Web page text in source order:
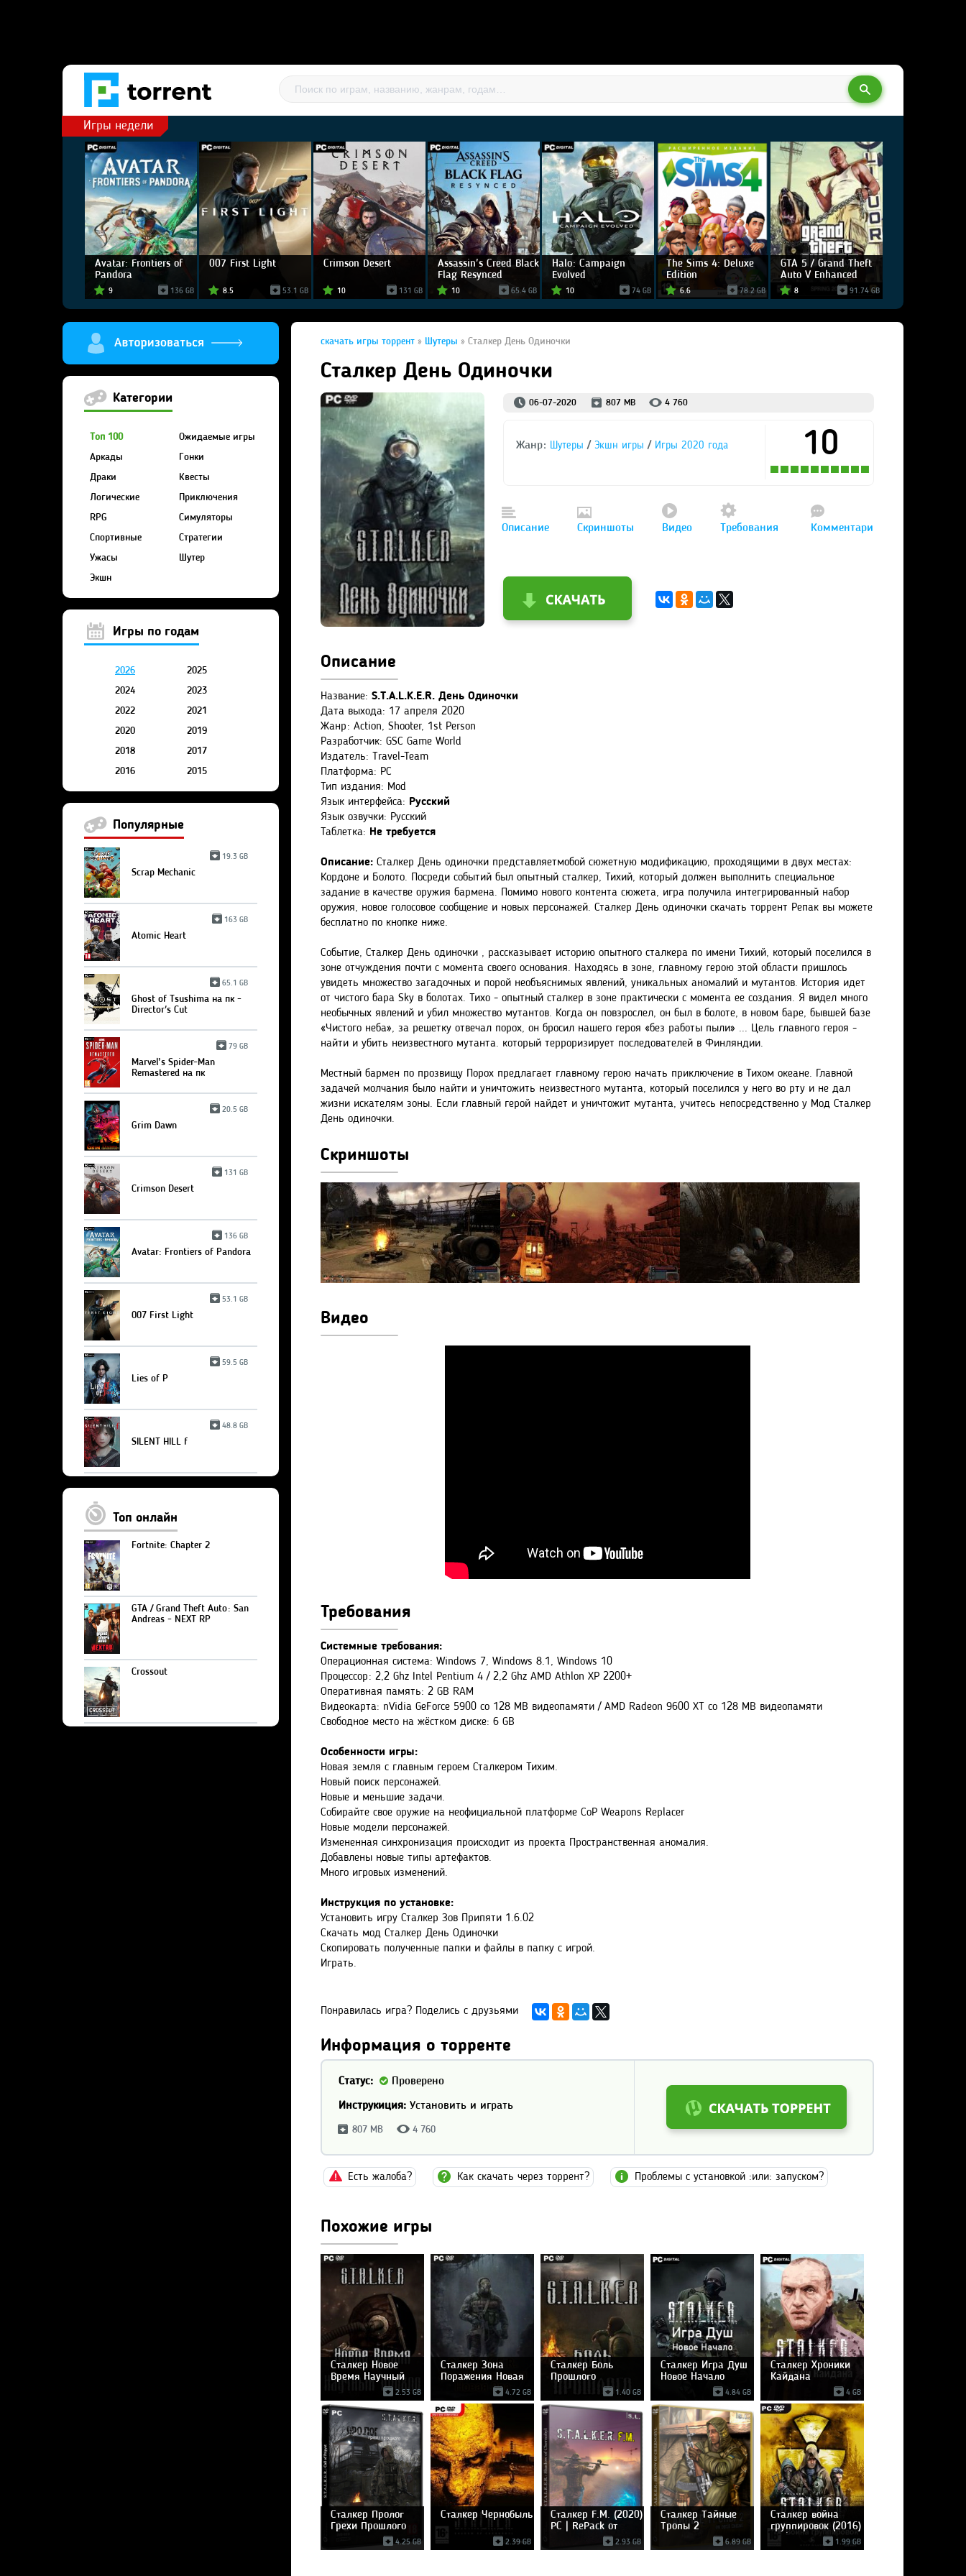
Игры недели
Avatar: Frontiers of
Pandora
9 136 GB
007 First Light
8.5 53.1 GB
Crimson Desert
10 131 GB
Assassin's Creed Black
Flag Resynced
10 65.4 GB
Halo: Campaign
Evolved
10 74 GB
The Sims 4: Deluxe
Edition
6.6 78.2 GB
GTA 5 / Grand Theft
Auto V Enhanced
8 91.74 GB
Категории
Топ 100
Ожидаемые игры
Аркады
Гонки
Драки
Квесты
Логические
Приключения
RPG
Симуляторы
Спортивные
Стратегии
Ужасы
Шутер
Экшн
Игры по годам
2026
2025
2024
2023
2022
2021
2020
2019
2018
2017
2016
2015
Популярные
19.3 GB
Scrap Mechanic
163 GB
Atomic Heart
65.1 GB
Ghost of Tsushima на пк -
Director's Cut
79 GB
Marvel’s Spider-Man
Remastered на пк
20.5 GB
Grim Dawn
131 GB
Crimson Desert
136 GB
Avatar: Frontiers of Pandora
53.1 GB
007 First Light
59.5 GB
Lies of P
48.8 GB
SILENT HILL f
Топ онлайн
Fortnite: Chapter 2
GTA / Grand Theft Auto: San
Andreas - NEXT RP
Crossout
скачать игры торрент » Шутеры » Сталкер День Одиночки
Сталкер День Одиночки
06-07-2020 807 MB 4 760
Жанр: Шутеры / Экшн игры / Игры 2020 года 10
Описание Скриншоты Видео Требования Комментари
Описание
Название: S.T.A.L.K.E.R. День Одиночки
Дата выхода: 17 апреля 2020
Жанр: Action, Shooter, 1st Person
Разработчик: GSC Game World
Издатель: Travel-Team
Платформа: PC
Тип издания: Mod
Язык интерфейса: Русский
Язык озвучки: Русский
Таблетка: Не требуется
Описание: Сталкер День одиночки представляетмобой сюжетную модификацию, проходящими в двух местах:
Кордоне и Болото. Посреди событий был опытный сталкер, Тихий, который должен выполнить специальное
задание в качестве оружия бармена. Помимо нового контента сюжета, игра получила интегрированный набор
оружия, новое голосовое сообщение и новых персонажей. Сталкер День одиночки скачать торрент Репак вы можете
бесплатно по кнопке ниже.
Событие, Сталкер День одиночки , рассказывает историю опытного сталкера по имени Тихий, который поселился в
зоне отчуждения почти с момента своего основания. Находясь в зоне, главному герою этой области пришлось
увидеть множество загадочных и порой необъяснимых явлений, уникальных аномалий и мутантов. История идет
от чистого бара Sky в болотах. Тихо - опытный сталкер в зоне практически с момента ее создания. Я видел много
необычных явлений и убил множество мутантов. Когда он повзрослел, он был в болоте, в новом баре, бывшей базе
«Чистого неба», за решетку отвечал порох, он бросил нашего героя «без работы пыли» ... Цель главного героя -
найти и убить неизвестного мутанта. который терроризирует последователей в Финляндии.
Местный бармен по прозвищу Порох предлагает главному герою начать приключение в Тихом океане. Главной
задачей молчания было найти и уничтожить неизвестного мутанта, который поселился у него во рту и не дал
жизни искателям зоны. Если главный герой найдет и уничтожит мутанта, учитесь непосредственно у Мод Сталкер
День одиночки.
Скриншоты
Видео
Требования
Системные требования:
Операционная система: Windows 7, Windows 8.1, Windows 10
Процессор: 2,2 Ghz Intel Pentium 4 / 2,2 Ghz AMD Athlon XP 2200+
Оперативная память: 2 GB RAM
Видеокарта: nVidia GeForce 5900 со 128 MB видеопамяти / AMD Radeon 9600 XT со 128 MB видеопамяти
Свободное место на жёстком диске: 6 GB
Особенности игры:
Новая земля с главным героем Сталкером Тихим.
Новый поиск персонажей.
Новые и меньшие задачи.
Собирайте свое оружие на неофициальной платформе CoP Weapons Replacer
Новые модели персонажей.
Измененная синхронизация происходит из проекта Пространственная аномалия.
Добавлены новые типы артефактов.
Много игровых изменений.
Инструкция по установке:
Установить игру Сталкер Зов Припяти 1.6.02
Скачать мод Сталкер День Одиночки
Скопировать полученные папки и файлы в папку с игрой.
Играть.
Понравилась игра? Поделись с друзьями
Информация о торренте
Статус: Проверено
Инструкиция: Установить и играть
807 MB 4 760
Есть жалоба? Как скачать через торрент? Проблемы с установкой :или: запуском?
Похожие игры
Сталкер Новое
Время Научный
2.53 GB
Сталкер Зона
Поражения Новая
4.72 GB
Сталкер Боль
Прошлого
1.40 GB
Сталкер Игра Душ
Новое Начало
4.84 GB
Сталкер Хроники
Кайдана
4 GB
Сталкер Пролог
Грехи Прошлого
4.25 GB
Сталкер Чернобыль
2.39 GB
Сталкер F.M. (2020)
PC | RePack от
2.93 GB
Сталкер Тайные
Тропы 2
6.89 GB
Сталкер война
группировок (2016)
PC |
1.99 GB